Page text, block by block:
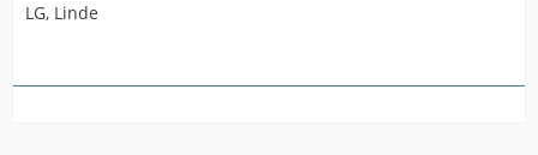
LG, Linde